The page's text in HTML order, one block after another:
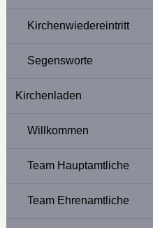
Kirchenwiedereintritt
Segensworte
Kirchenladen
Willkommen
Team Hauptamtliche
Team Ehrenamtliche